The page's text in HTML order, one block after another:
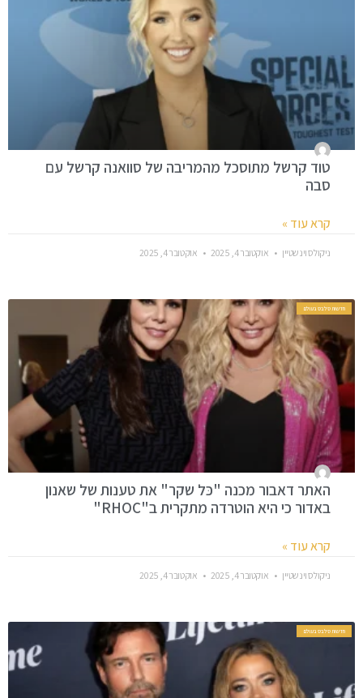
טוד קרשל מתוסכל מהמריבה של סוואנה קרשל עם
סבה
קרא עוד »
ניקולס וינשטיין אוקטובר 4, 2025 אוקטובר 4, 2025
חדשות סלבס בעולם
האתר דאבור מכנה "כּל שקר" את טענות של שאנון
באדור כי היא הוטרדה מתקרית ב"RHOC"
קרא עוד »
ניקולס וינשטיין אוקטובר 4, 2025 אוקטובר 4, 2025
חדשות סלבס בעולם